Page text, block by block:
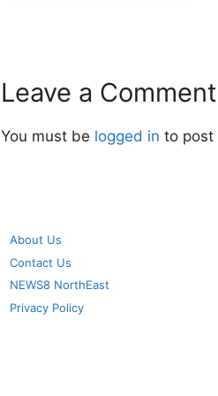
Leave a Comment
You must be logged in to post
About Us
Contact Us
NEWS8 NorthEast
Privacy Policy